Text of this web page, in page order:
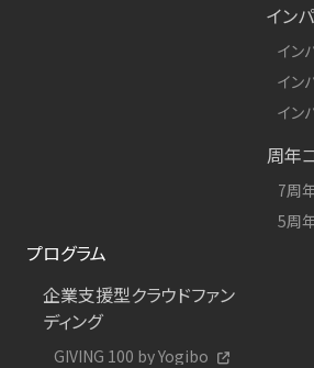
イン
イン
イン
イン
周年
7周
5周
プログラム
企業支援型クラウドファン
ディング
GIVING 100 by Yogibo